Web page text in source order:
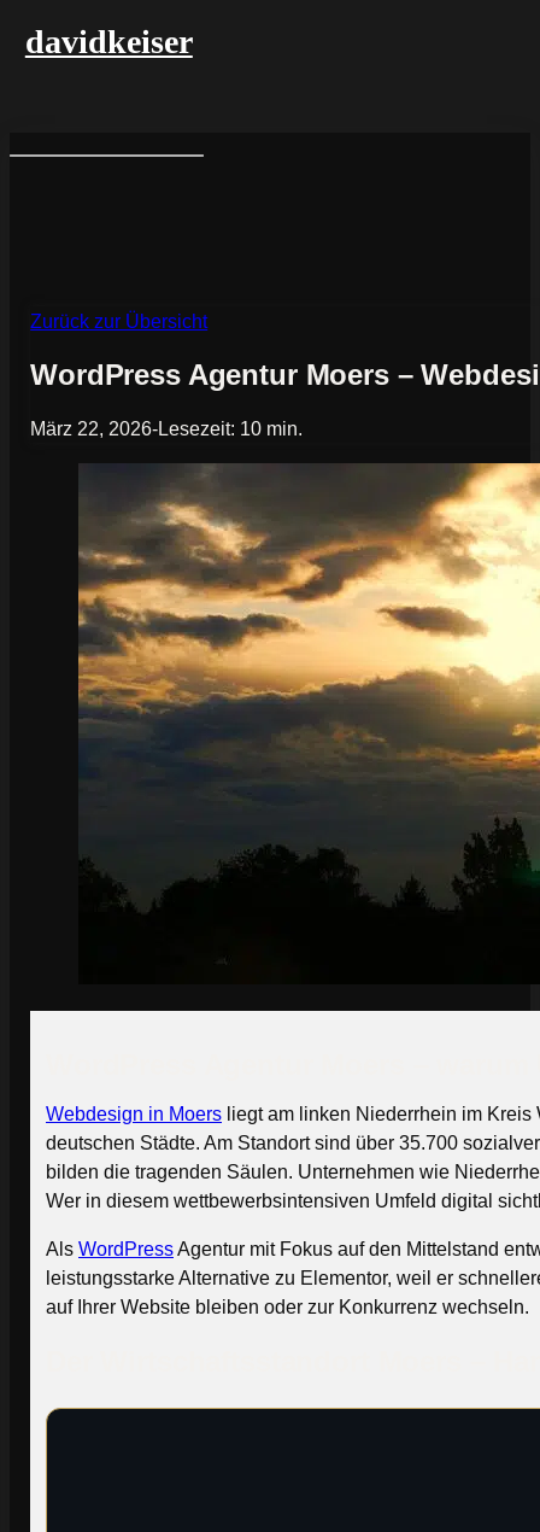
davidkeiser
Zurück zur Übersicht
WordPress Agentur Moers –
März 22, 2026-Lesezeit: 10 min.
Webdesign in Moers liegt am linken Niederrhein im
deutschen Städte. Am Standort sind über 35.700
bilden die tragenden Säulen. Unternehmen wie
Wer in diesem wettbewerbsintensiven Umfeld digital
Als WordPressAgentur mit Fokus auf den Mittelstand
leistungsstarke Alternative zu Elementor, weil er
auf Ihrer Website bleiben oder zur Konkurrenz wechseln.